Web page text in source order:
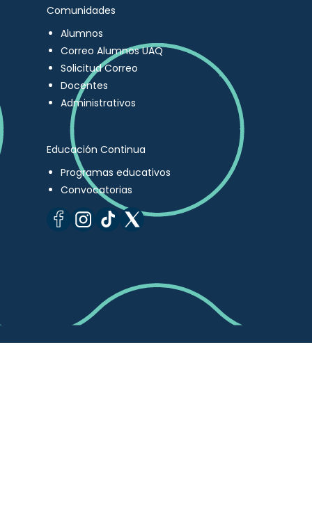
Comunidades
Alumnos
Correo Alumnos UAQ
Solicitud Correo
Docentes
Administrativos
Educación Continua
Programas educativos
Convocatorias